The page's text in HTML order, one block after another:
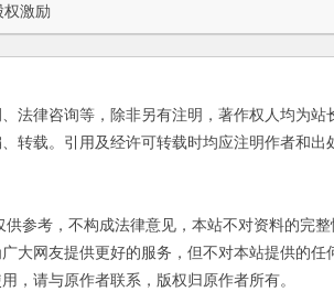
权激励
法律咨询等，除非另有注明，著作权人均为
转载。引用及经许可转载时均应注明作者和出
考，不构成法律意见，本站不对资料的完整
大网友提供更好的服务，但不对本站提供的任
，请与原作者联系，版权归原作者所有。